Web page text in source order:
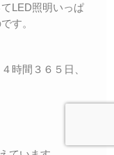
LED照明いっぱ
す。
時間３６５日、